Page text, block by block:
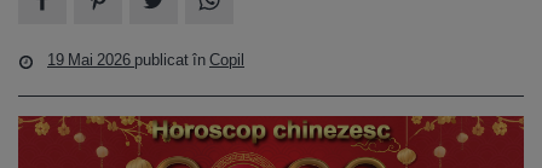
19 Mai 2026 publicat înCopil